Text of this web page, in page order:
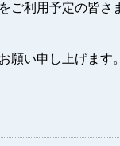
ご利用予定の皆さ
願い申し上げます。